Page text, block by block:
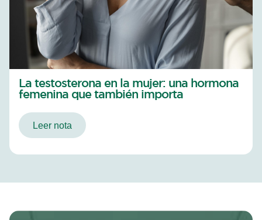
La testosterona en la mujer: una hormona
femenina que también importa
Leer nota